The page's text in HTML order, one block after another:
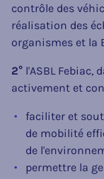
contrôle des
réalisation des
organismes et la
2° l'ASBL
activement et
faciliter et
de mobilité
de
permettre la